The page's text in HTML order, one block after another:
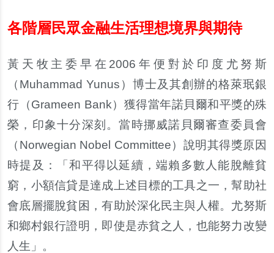
各階層民眾金融生活理想境界與期待
黃天牧主委早在2006年便對於印度尤努斯
（Muhammad Yunus）博士及其創辦的格萊珉銀
行（Grameen Bank）獲得當年諾貝爾和平獎的殊
榮，印象十分深刻。當時挪威諾貝爾審查委員會
（Norwegian Nobel Committee）說明其得獎原因
時提及：「和平得以延續，端賴多數人能脫離貧
窮，小額信貸是達成上述目標的工具之一，幫助社
會底層擺脫貧困，有助於深化民主與人權。尤努斯
和鄉村銀行證明，即使是赤貧之人，也能努力改變
人生」。